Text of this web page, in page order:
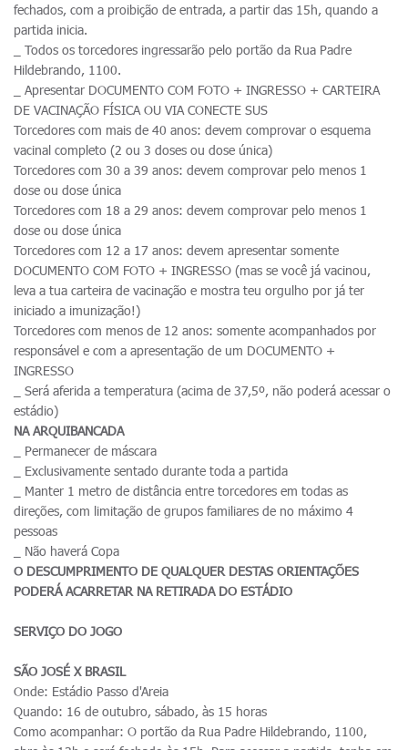
fechados, com a proibição de entrada, a partir das 15h, quando a
partida inicia.
_ Todos os torcedores ingressarão pelo portão da Rua Padre
Hildebrando, 1100.
_ Apresentar DOCUMENTO COM FOTO + INGRESSO + CARTEIRA
DE VACINAÇÃO FÍSICA OU VIA CONECTE SUS
Torcedores com mais de 40 anos: devem comprovar o esquema
vacinal completo (2 ou 3 doses ou dose única)
Torcedores com 30 a 39 anos: devem comprovar pelo menos 1
dose ou dose única
Torcedores com 18 a 29 anos: devem comprovar pelo menos 1
dose ou dose única
Torcedores com 12 a 17 anos: devem apresentar somente
DOCUMENTO COM FOTO + INGRESSO (mas se você já vacinou,
leva a tua carteira de vacinação e mostra teu orgulho por já ter
iniciado a imunização!)
Torcedores com menos de 12 anos: somente acompanhados por
responsável e com a apresentação de um DOCUMENTO +
INGRESSO
_ Será aferida a temperatura (acima de 37,5º, não poderá acessar o
estádio)
NA ARQUIBANCADA
_ Permanecer de máscara
_ Exclusivamente sentado durante toda a partida
_ Manter 1 metro de distância entre torcedores em todas as
direções, com limitação de grupos familiares de no máximo 4
pessoas
_ Não haverá Copa
O DESCUMPRIMENTO DE QUALQUER DESTAS ORIENTAÇÕES
PODERÁ ACARRETAR NA RETIRADA DO ESTÁDIO
SERVIÇO DO JOGO
SÃO JOSÉ X BRASIL
Onde: Estádio Passo d'Areia
Quando: 16 de outubro, sábado, às 15 horas
Como acompanhar: O portão da Rua Padre Hildebrando, 1100,